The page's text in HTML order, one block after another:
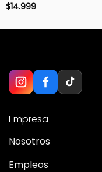
$14.999
Empresa
Nosotros
Empleos